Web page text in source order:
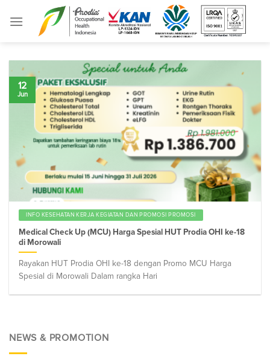
INFO KESEHATAN KERJA KEGIATAN DAN PROMOSI PROMOSI
Medical Check Up (MCU) Harga Spesial HUT Prodia OHI ke-18
di Morowali
Rayakan HUT Prodia OHI ke-18 dengan Promo MCU Harga
Spesial di Morowali Dalam rangka Hari
12
Jun
NEWS & PROMOTION